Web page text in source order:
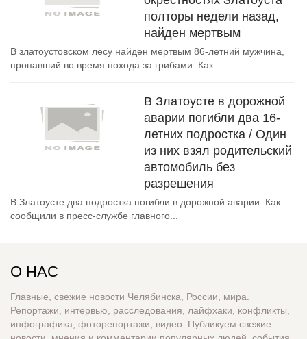
полторы недели назад,
найден мертвым
В златоустовском лесу найден мертвым 86-летний мужчина,
пропавший во время похода за грибами. Как...
В Златоусте в дорожной
аварии погибли два 16-
летних подростка / Один
из них взял родительский
автомобиль без
разрешения
В Златоусте два подростка погибли в дорожной аварии. Как
сообщили в пресс-службе главного...
О НАС
Главные, свежие новости Челябинска, России, мира.
Репортажи, интервью, расследования, лайфхаки, конфликты,
инфографика, фоторепортажи, видео. Публикуем свежие